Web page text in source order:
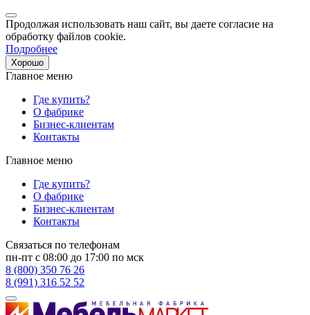
Продолжая использовать наш сайт, вы даете согласие на
обработку файлов cookie.
Подробнее
Хорошо
Главное меню
Где купить?
О фабрике
Бизнес-клиентам
Контакты
Главное меню
Где купить?
О фабрике
Бизнес-клиентам
Контакты
Связаться по телефонам
пн-пт с 08:00 до 17:00 по мск
8 (800) 350 76 26
8 (991) 316 52 52